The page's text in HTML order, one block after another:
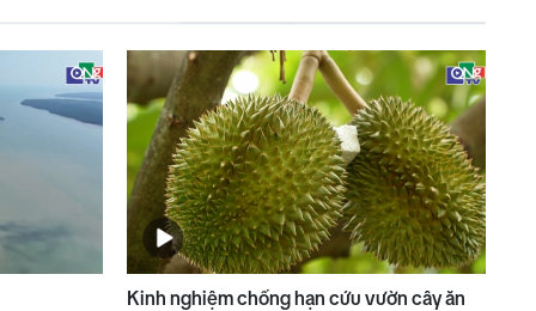
Kinh nghiệm chống hạn cứu vườn cây ăn